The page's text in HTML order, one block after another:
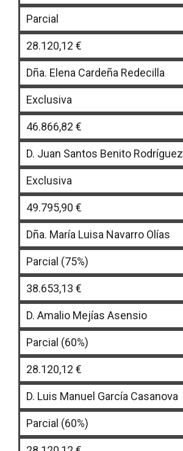
Parcial
28.120,12 €
Dña. Elena Cardeña Redecilla
Exclusiva
46.866,82 €
D. Juan Santos Benito Rodríguez
Exclusiva
49.795,90 €
Dña. María Luisa Navarro Olías
Parcial (75%)
38.653,13 €
D. Amalio Mejías Asensio
Parcial (60%)
28.120,12 €
D. Luis Manuel García Casanova
Parcial (60%)